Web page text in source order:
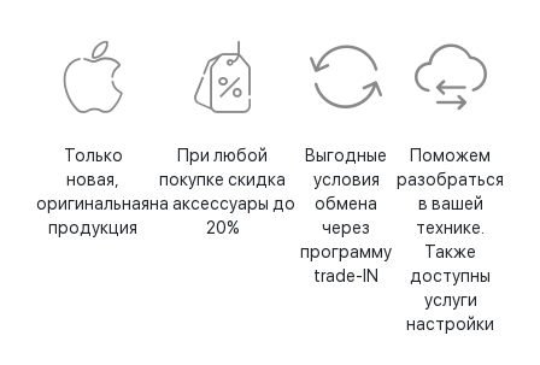
Только
новая,
оригинальная
продукция
При любой
покупке скидка
на аксессуары до
20%
Выгодные
условия
обмена
через
программу
trade-IN
Поможем
разобраться
в вашей
технике.
Также
доступны
услуги
настройки